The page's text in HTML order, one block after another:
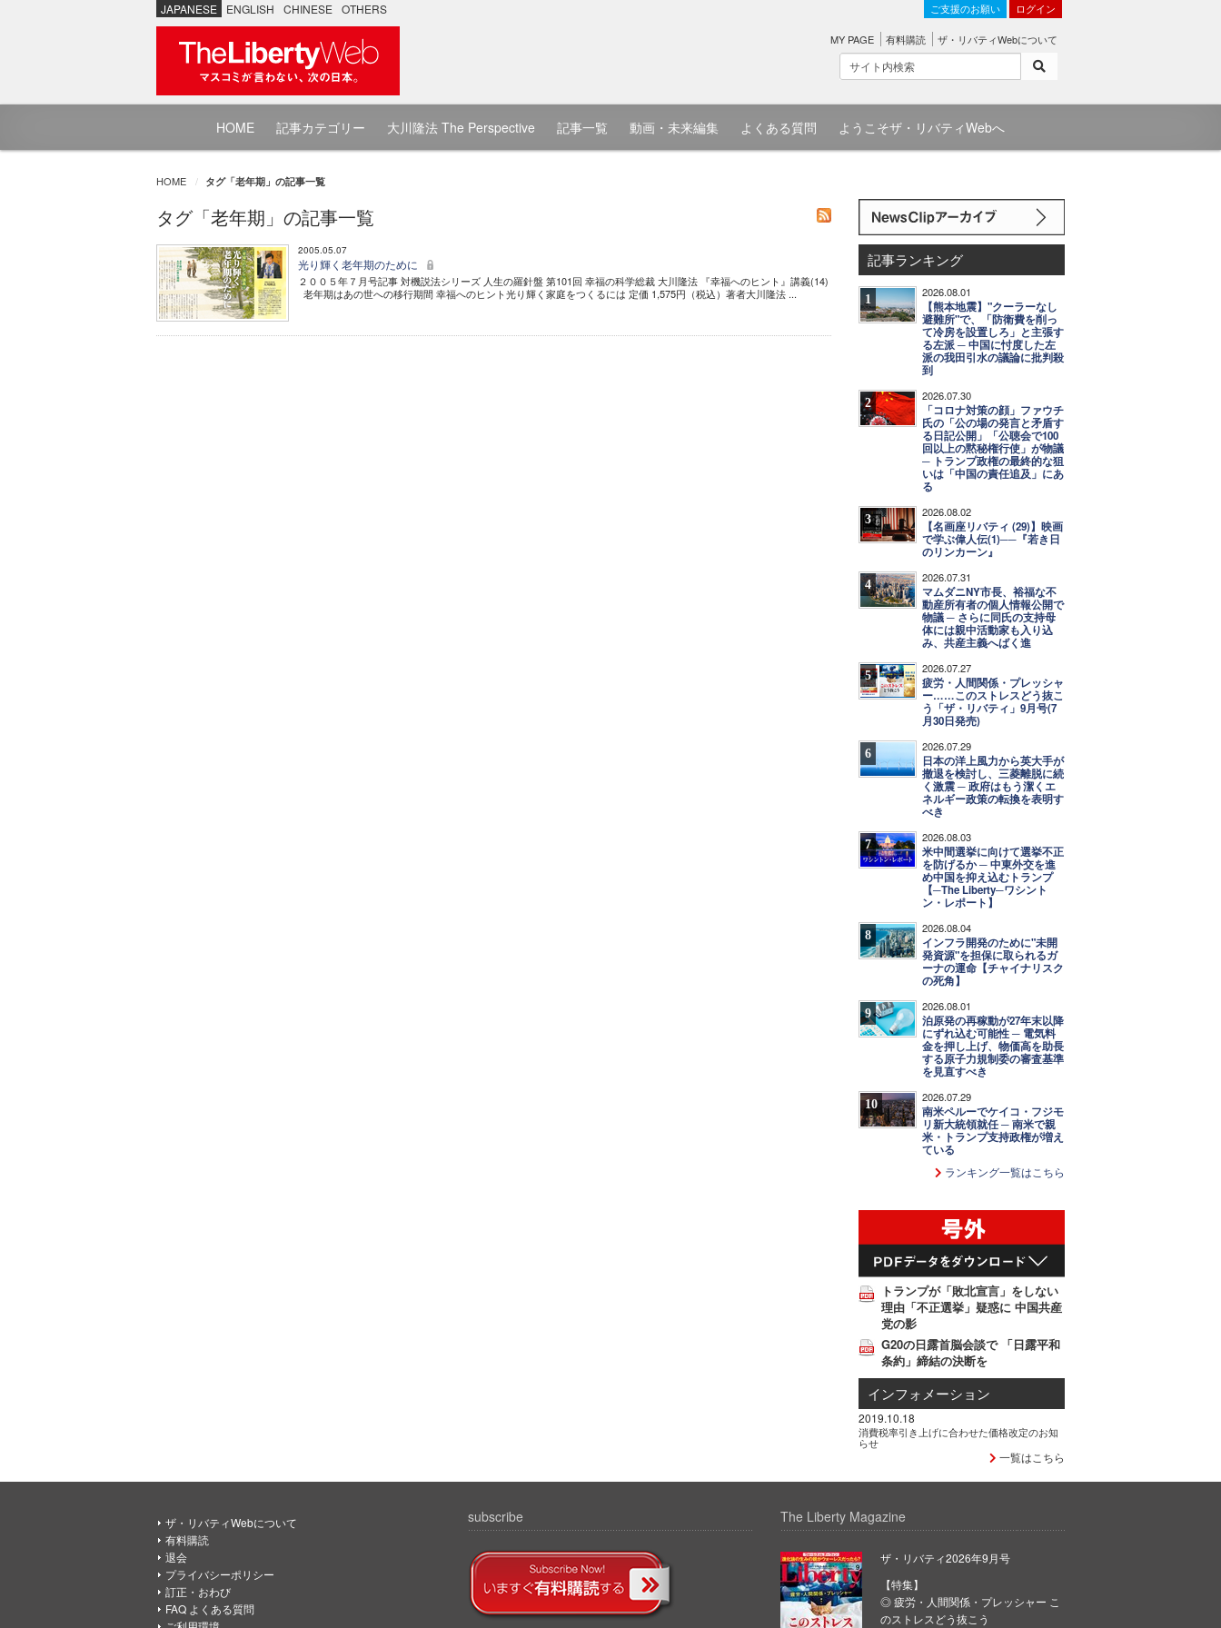
JAPANESE ENGLISH CHINESE OTHERS ご支援のお願い ログイン
MY PAGE 有料購読 ザ・リバティWebについて
HOME 記事カテゴリー 大川隆法 The Perspective 記事一覧 動画・未来編集 よくある質問 ようこそザ・リバティWebへ
HOME タグ「老年期」の記事一覧
タグ「老年期」の記事一覧
2005.05.07
光り輝く老年期のために
２００５年７月号記事 対機説法シリーズ 人生の羅針盤 第101回 幸福の科学総裁 大川隆法 『幸福へのヒント』講義(14)
老年期はあの世への移行期間 幸福へのヒント光り輝く家庭をつくるには 定価 1,575円（税込）著者大川隆法 ...
記事ランキング
1 2026.08.01
【熊本地震】"クーラーなし
避難所"で、「防衛費を削っ
て冷房を設置しろ」と主張す
る左派 ─ 中国に忖度した左
派の我田引水の議論に批判殺
到
2 2026.07.30
「コロナ対策の顔」ファウチ
氏の「公の場の発言と矛盾す
る日記公開」「公聴会で100
回以上の黙秘権行使」が物議
─ トランプ政権の最終的な狙
いは「中国の責任追及」にあ
る
3 2026.08.02
【名画座リバティ (29)】映画
で学ぶ偉人伝(1)──『若き日
のリンカーン』
4 2026.07.31
マムダニNY市長、裕福な不
動産所有者の個人情報公開で
物議 ─ さらに同氏の支持母
体には親中活動家も入り込
み、共産主義へばく進
5 2026.07.27
疲労・人間関係・プレッシャ
ー……このストレスどう抜こ
う「ザ・リバティ」9月号(7
月30日発売)
6 2026.07.29
日本の洋上風力から英大手が
撤退を検討し、三菱離脱に続
く激震 ─ 政府はもう潔くエ
ネルギー政策の転換を表明す
べき
7 2026.08.03
米中間選挙に向けて選挙不正
を防げるか ─ 中東外交を進
め中国を抑え込むトランプ
【─The Liberty─ワシント
ン・レポート】
8 2026.08.04
インフラ開発のために"未開
発資源"を担保に取られるガ
ーナの運命【チャイナリスク
の死角】
9 2026.08.01
泊原発の再稼動が27年末以降
にずれ込む可能性 ─ 電気料
金を押し上げ、物価高を助長
する原子力規制委の審査基準
を見直すべき
10 2026.07.29
南米ペルーでケイコ・フジモ
リ新大統領就任 ─ 南米で親
米・トランプ支持政権が増え
ている
ランキング一覧はこちら
トランプが「敗北宣言」をしない
理由「不正選挙」疑惑に 中国共産
党の影
G20の日露首脳会談で 「日露平和
条約」締結の決断を
インフォメーション
2019.10.18
消費税率引き上げに合わせた価格改定のお知
らせ
一覧はこちら
ザ・リバティWebについて
有料購読
退会
プライバシーポリシー
訂正・おわび
FAQ よくある質問
subscribe The Liberty Magazine
ザ・リバティ2026年9月号
【特集】
◎ 疲労・人間関係・プレッシャー こ
のストレスどう抜こう